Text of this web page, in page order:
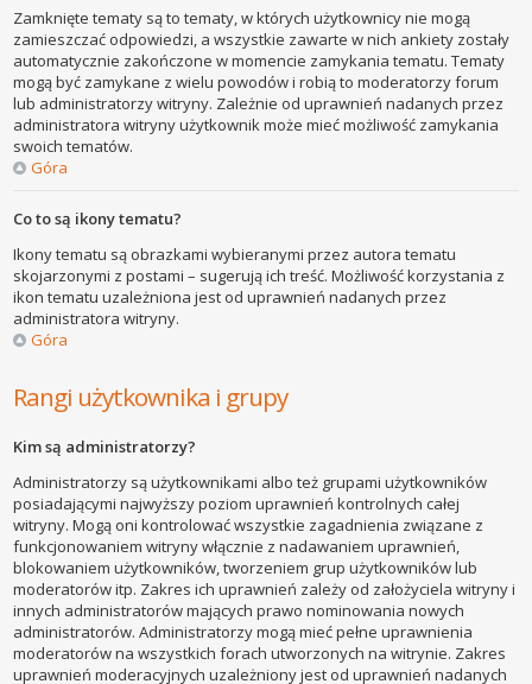
Zamknięte tematy są to tematy, w których użytkownicy nie mogą
zamieszczać odpowiedzi, a wszystkie zawarte w nich ankiety zostały
automatycznie zakończone w momencie zamykania tematu. Tematy
mogą być zamykane z wielu powodów i robią to moderatorzy forum
lub administratorzy witryny. Zależnie od uprawnień nadanych przez
administratora witryny użytkownik może mieć możliwość zamykania
swoich tematów.
Góra
Co to są ikony tematu?
Ikony tematu są obrazkami wybieranymi przez autora tematu
skojarzonymi z postami – sugerują ich treść. Możliwość korzystania z
ikon tematu uzależniona jest od uprawnień nadanych przez
administratora witryny.
Góra
Rangi użytkownika i grupy
Kim są administratorzy?
Administratorzy są użytkownikami albo też grupami użytkowników
posiadającymi najwyższy poziom uprawnień kontrolnych całej
witryny. Mogą oni kontrolować wszystkie zagadnienia związane z
funkcjonowaniem witryny włącznie z nadawaniem uprawnień,
blokowaniem użytkowników, tworzeniem grup użytkowników lub
moderatorów itp. Zakres ich uprawnień zależy od założyciela witryny i
innych administratorów mających prawo nominowania nowych
administratorów. Administratorzy mogą mieć pełne uprawnienia
moderatorów na wszystkich forach utworzonych na witrynie. Zakres
uprawnień moderacyjnych uzależniony jest od uprawnień nadanych